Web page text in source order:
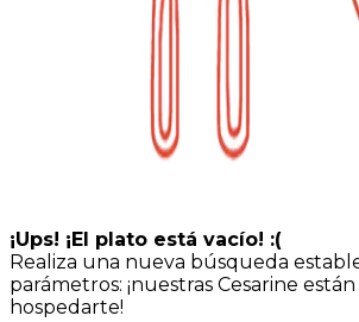
¡Ups! ¡El plato está vacío! :(
Realiza una nueva búsqueda
parámetros: ¡nuestras Cesarine
hospedarte!